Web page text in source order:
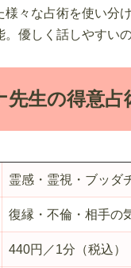
様々な占術を使い分
。優しく話しやすい
先生の得意占
霊感・霊視・ブッダ
復縁・不倫・相手の
440円／1分（税込）